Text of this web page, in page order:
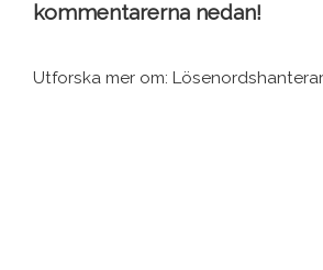
kommentarerna nedan!
Utforska mer om: